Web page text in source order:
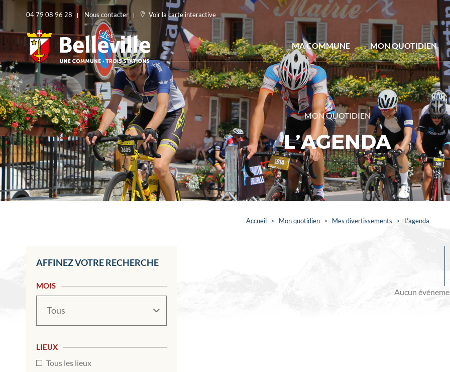
04 79 08 96 28 Nous contacter Voir la carte interactive
MA COMMUNE MON QUOTIDIEN
MON QUOTIDIEN
L’AGENDA
Accueil > Mon quotidien > Mes divertissements > L’agenda
Aucun
AFFINEZ VOTRE RECHERCHE
MOIS
LIEUX
Tous les lieux